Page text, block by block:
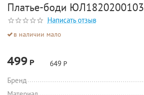
Платье-боди ЮЛ1820200103
Написать отзыв
в наличии мало
499 Р 649 Р
Бренд